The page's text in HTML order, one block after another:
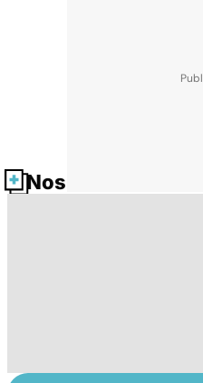
Nos fiches santé